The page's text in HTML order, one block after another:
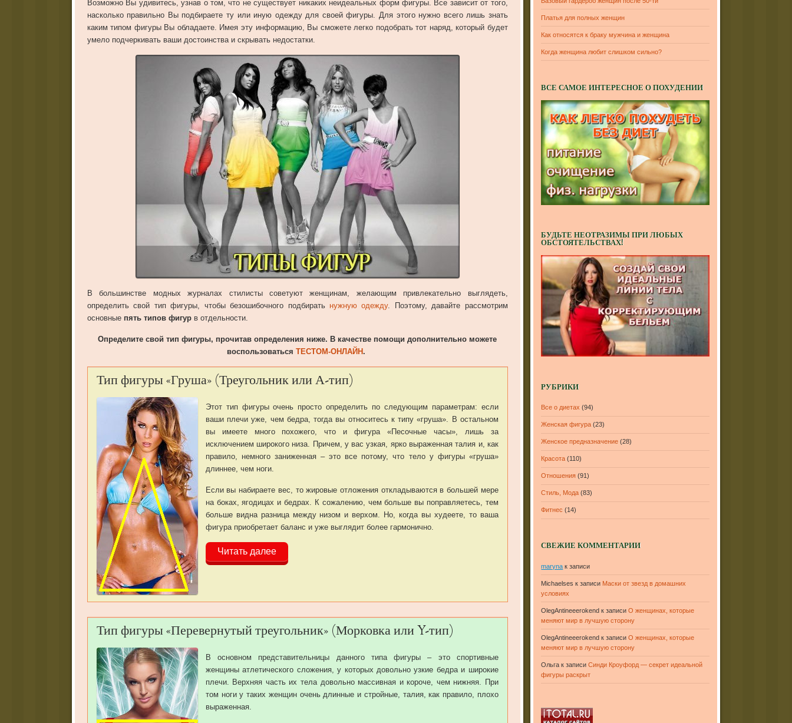
Возможно Вы удивитесь, узнав о том, что не существует никаких неидеальных форм фигуры. Все зависит от того,
насколько правильно Вы подбираете ту или иную одежду для своей фигуры. Для этого нужно всего лишь знать
каким типом фигуры Вы обладаете. Имея эту информацию, Вы сможете легко подобрать тот наряд, который будет
умело подчеркивать ваши достоинства и скрывать недостатки.
В большинстве модных журналах стилисты советуют женщинам, желающим привлекательно выглядеть,
определить свой тип фигуры, чтобы безошибочного подбирать нужную одежду. Поэтому, давайте рассмотрим
основные пять типов фигурв отдельности.
Определите свой тип фигуры, прочитав определения ниже. В качестве помощи дополнительно можете
воспользоватьсяТЕСТОМ-ОНЛАЙН.
Тип фигуры «Груша» (Треугольник или А-тип)
Этот тип фигуры очень просто определить по следующим параметрам: если
ваши плечи уже, чем бедра, тогда вы относитесь к типу «груша». В остальном
вы имеете много похожего, что и фигура «Песочные часы», лишь за
исключением широкого низа. Причем, у вас узкая, ярко выраженная талия и, как
правило, немного заниженная – это все потому, что тело у фигуры «груша»
длиннее, чем ноги.
Если вы набираете вес, то жировые отложения откладываются в большей мере
на боках, ягодицах и бедрах. К сожалению, чем больше вы поправляетесь, тем
больше видна разница между низом и верхом. Но, когда вы худеете, то ваша
фигура приобретает баланс и уже выглядит более гармонично.
Читать далее
Тип фигуры «Перевернутый треугольник» (Морковка или Y-тип)
В основном представительницы данного типа фигуры – это спортивные
женщины атлетического сложения, у которых довольно узкие бедра и широкие
плечи. Верхняя часть их тела довольно массивная и короче, чем нижняя. При
том ноги у таких женщин очень длинные и стройные, талия, как правило, плохо
выраженная.
Платья для полных женщин
Как относятся к браку мужчина и женщина
Когда женщина любит слишком сильно?
ВСЕ САМОЕ ИНТЕРЕСНОЕ О ПОХУДЕНИИ
БУДЬТЕ НЕОТРАЗИМЫ ПРИ ЛЮБЫХ
ОБСТОЯТЕЛЬСТВАХ!
РУБРИКИ
Все о диетах (94)
Женская фигура (23)
Женское предназначение (28)
Красота (110)
Отношения (91)
Стиль, Мода (83)
Фитнес (14)
СВЕЖИЕ КОММЕНТАРИИ
maryna к записи
Michaelses к записи Маски от звезд в домашних
условиях
OlegAntineeerokend к записиО женщинах, которые
меняют мир в лучшую сторону
OlegAntineeerokend к записиО женщинах, которые
меняют мир в лучшую сторону
Ольга к записиСинди Кроуфорд — секрет идеальной
фигуры раскрыт